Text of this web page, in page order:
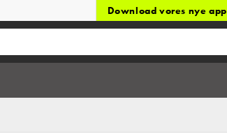
Download vores nye app